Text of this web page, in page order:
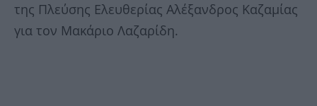
της Πλεύσης Ελευθερίας Αλέξανδρος Καζαμίας
για τον Μακάριο Λαζαρίδη.